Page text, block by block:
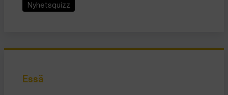
Nyhetsquizz
Essä